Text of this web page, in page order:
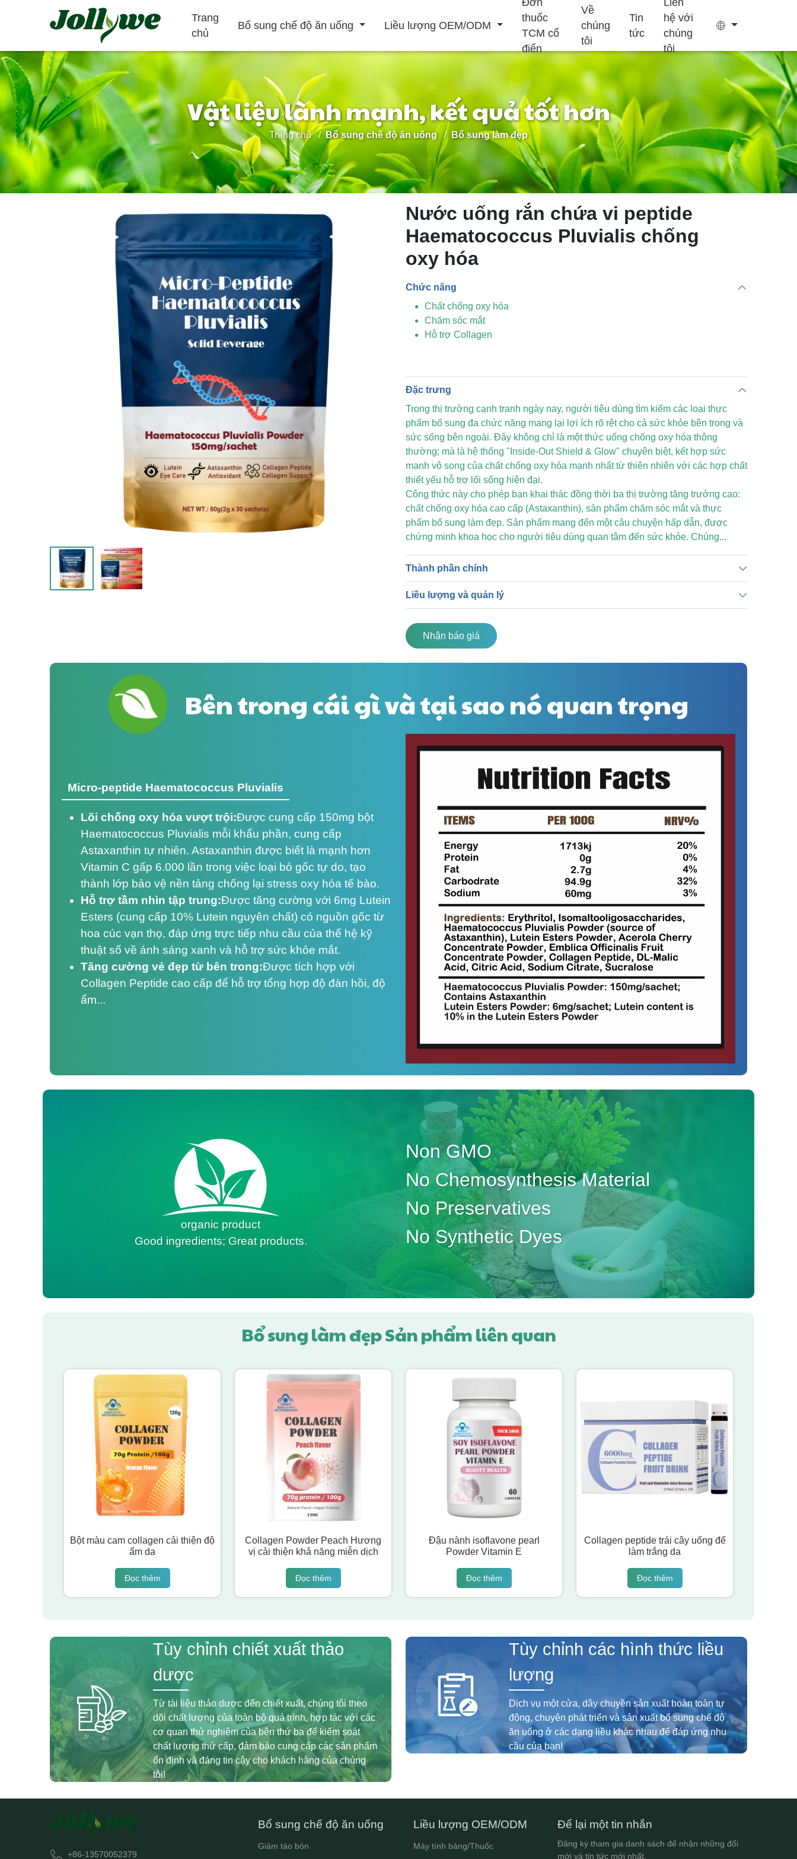
Trang
chủ
Bổ sung chế độ ăn uống Liều lượng OEM/ODM
Đơn
thuốc
TCM cổ
điển
Về
chúng
tôi
Tin
tức
Liên
hệ với
chúng
tôi
Giảm táo bón Bổ sung làm đẹp
Tăng cường hệ
thống miễn dịch
Nâng cao nam Điều trị tim mạch
Bổ sung hỗ trợ
giấc ngủ
Bổ sung tăng
trưởng trẻ em
Bánh Ejiao
Máy tính bảng/Thuốc Viên nang gelatin Đồ uống rắn Đồ uống lỏng Túi trà Keo
Vật liệu lành mạnh, kết quả tốt hơn
Trang chủ Bổ sung chế độ ăn uống Bổ sung làm đẹp
Nước uống rắn chứa vi peptide
Haematococcus Pluvialis chống
oxy hóa
Chức năng
Chất chống oxy hóa
Chăm sóc mắt
Hỗ trợ Collagen
Đặc trưng
Trong thị trường cạnh tranh ngày nay, người tiêu dùng tìm kiếm các loại thực
phẩm bổ sung đa chức năng mang lại lợi ích rõ rệt cho cả sức khỏe bên trong và
sức sống bên ngoài. Đây không chỉ là một thức uống chống oxy hóa thông
thường; mà là hệ thống "Inside-Out Shield & Glow" chuyên biệt, kết hợp sức
mạnh vô song của chất chống oxy hóa mạnh nhất từ ​​thiên nhiên với các hợp chất
thiết yếu hỗ trợ lối sống hiện đại.
Công thức này cho phép bạn khai thác đồng thời ba thị trường tăng trưởng cao:
chất chống oxy hóa cao cấp (Astaxanthin), sản phẩm chăm sóc mắt và thực
phẩm bổ sung làm đẹp. Sản phẩm mang đến một câu chuyện hấp dẫn, được
chứng minh khoa học cho người tiêu dùng quan tâm đến sức khỏe. Chúng...
Thành phần chính
Liều lượng và quản lý
Nhận báo giá
Bên trong cái gì và tại sao nó quan trọng
Micro-peptide Haematococcus Pluvialis
Lõi chống oxy hóa vượt trội:Được cung cấp 150mg bột
Haematococcus Pluvialis mỗi khẩu phần, cung cấp
Astaxanthin tự nhiên. Astaxanthin được biết là mạnh hơn
Vitamin C gấp 6.000 lần trong việc loại bỏ gốc tự do, tạo
thành lớp bảo vệ nền tảng chống lại stress oxy hóa tế bào.
Hỗ trợ tầm nhìn tập trung:Được tăng cường với 6mg Lutein
Esters (cung cấp 10% Lutein nguyên chất) có nguồn gốc từ
hoa cúc vạn thọ, đáp ứng trực tiếp nhu cầu của thế hệ kỹ
thuật số về ánh sáng xanh và hỗ trợ sức khỏe mắt.
Tăng cường vẻ đẹp từ bên trong:Được tích hợp với
Collagen Peptide cao cấp để hỗ trợ tổng hợp độ đàn hồi, độ
ẩm...
organic product
Good ingredients; Great products.
Non GMO
No Chemosynthesis Material
No Preservatives
No Synthetic Dyes
Bổ sung làm đẹp Sản phẩm liên quan
Bột màu cam collagen cải thiện độ
ẩm da
Đọc thêm
Collagen Powder Peach Hương
vị cải thiện khả năng miễn dịch
Đọc thêm
Đậu nành isoflavone pearl
Powder Vitamin E
Đọc thêm
Collagen peptide trái cây uống để
làm trắng da
Đọc thêm
Tùy chỉnh chiết xuất thảo
dược
Từ tài liệu thảo dược đến chiết xuất, chúng tôi theo
dõi chất lượng của toàn bộ quá trình, hợp tác với các
cơ quan thử nghiệm của bên thứ ba để kiểm soát
chất lượng thứ cấp, đảm bảo cung cấp các sản phẩm
ổn định và đáng tin cậy cho khách hàng của chúng
tôi!
Tùy chỉnh các hình thức liều
lượng
Dịch vụ một cửa, dây chuyền sản xuất hoàn toàn tự
động, chuyên phát triển và sản xuất bổ sung chế độ
ăn uống ở các dạng liều khác nhau để đáp ứng nhu
cầu của bạn!
+86-13570052379
Bổ sung chế độ ăn uống
Giảm táo bón
Liều lượng OEM/ODM
Máy tính bảng/Thuốc
Để lại một tin nhắn
Đăng ký tham gia danh sách để nhận những đổi
mới và tin tức mới nhất.